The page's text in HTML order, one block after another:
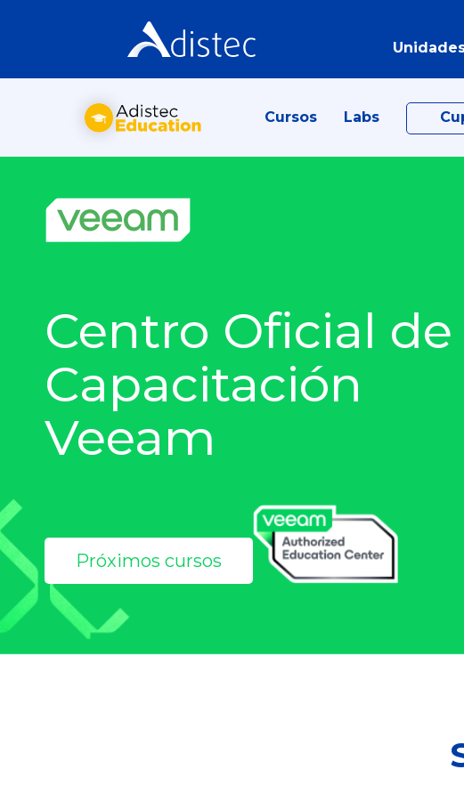
Cursos Labs
Centro Oficial de
Capacitación
Veeam
Próximos cursos